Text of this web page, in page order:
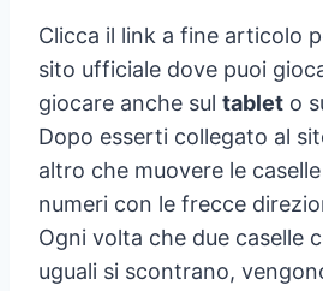
Clicca il link a fine articolo
sito ufficiale dove puoi
giocare anche sul tablet o
Dopo esserti collegato al
altro che muovere le
numeri con le frecce
Ogni volta che due caselle
uguali si scontrano,